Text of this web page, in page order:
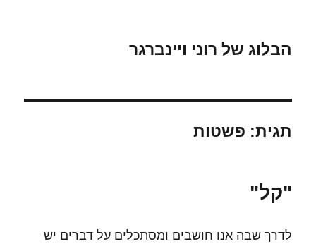
הבלוג של רוני ויינברגר
תגית: פשטות
"קל"
לדרך שבה אנו חושבים ומסתכלים על דברים יש